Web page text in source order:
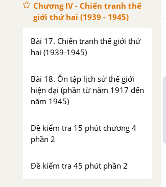
Chương IV - Chiến tranh thế
giới thứ hai (1939 - 1945)
Bài 17. Chiến tranh thế giới thứ
hai (1939-1945)
Bài 18. Ôn tập lịch sử thế giới
hiện đại (phần từ năm 1917 đến
năm 1945)
Đề kiểm tra 15 phút chương 4
phần 2
Đề kiểm tra 45 phút phần 2